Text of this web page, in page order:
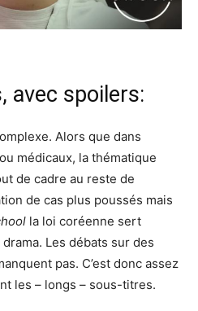
avec spoilers:
Alors que dans
médicaux, la thématique
de cadre au reste de
de cas plus poussés mais
la loi coréenne sert
Les débats sur des
pas. C’est donc assez
les – longs – sous-titres.